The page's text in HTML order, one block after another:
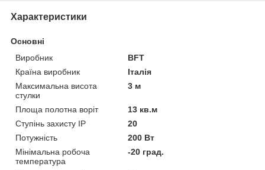
Характеристики
Основні
Виробник
BFT
Країна виробник
Італія
Максимальна висота
стулки
3 м
Площа полотна воріт
13 кв.м
Ступінь захисту IP
20
Потужність
200 Вт
Мінімальна робоча
температура
-20 град.